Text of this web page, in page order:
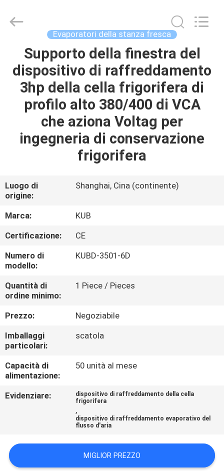
CASA
PRODOTTI
MOSTRA
NOI
GIRO
DELLA
FABBRICA
CONTROLLO
DI
QUALITÀ
CONTATTICI
RICHIEDA
UNA
MAPPA
DEL
Evaporatori della stanza fresca
Supporto della finestra del
dispositivo di raffreddamento
3hp della cella frigorifera di
profilo alto 380/400 di VCA
che aziona Voltag per
ingegneria di conservazione
frigorifera
Luogo di
origine:
Shanghai, Cina (continente)
Marca:
KUB
Certificazione:
CE
Numero di
modello:
KUBD-3501-6D
Quantità di
ordine minimo:
1 Piece / Pieces
Prezzo:
Negoziabile
Imballaggi
particolari:
scatola
Capacità di
alimentazione:
50 unità al mese
Evidenziare:
dispositivo di raffreddamento della cella
frigorifera
,
dispositivo di raffreddamento evaporativo del
flusso d'aria
MIGLIOR PREZZO